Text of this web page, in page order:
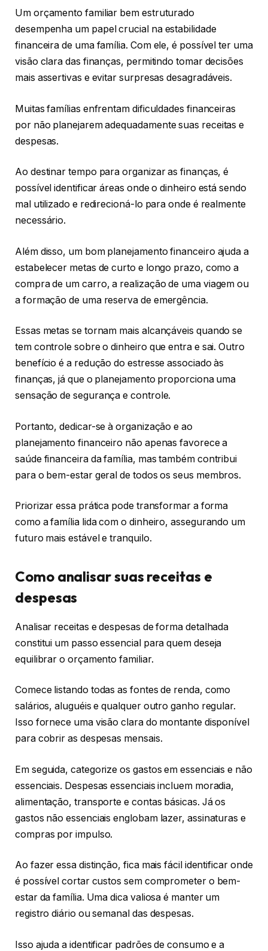
Um orçamento familiar bem estruturado
desempenha um papel crucial na estabilidade
financeira de uma família. Com ele, é possível ter uma
visão clara das finanças, permitindo tomar decisões
mais assertivas e evitar surpresas desagradáveis.
Muitas famílias enfrentam dificuldades financeiras
por não planejarem adequadamente suas receitas e
despesas.
Ao destinar tempo para organizar as finanças, é
possível identificar áreas onde o dinheiro está sendo
mal utilizado e redirecioná-lo para onde é realmente
necessário.
Além disso, um bom planejamento financeiro ajuda a
estabelecer metas de curto e longo prazo, como a
compra de um carro, a realização de uma viagem ou
a formação de uma reserva de emergência.
Essas metas se tornam mais alcançáveis quando se
tem controle sobre o dinheiro que entra e sai. Outro
benefício é a redução do estresse associado às
finanças, já que o planejamento proporciona uma
sensação de segurança e controle.
Portanto, dedicar-se à organização e ao
planejamento financeiro não apenas favorece a
saúde financeira da família, mas também contribui
para o bem-estar geral de todos os seus membros.
Priorizar essa prática pode transformar a forma
como a família lida com o dinheiro, assegurando um
futuro mais estável e tranquilo.
Como analisar suas receitas e
despesas
Analisar receitas e despesas de forma detalhada
constitui um passo essencial para quem deseja
equilibrar o orçamento familiar.
Comece listando todas as fontes de renda, como
salários, aluguéis e qualquer outro ganho regular.
Isso fornece uma visão clara do montante disponível
para cobrir as despesas mensais.
Em seguida, categorize os gastos em essenciais e não
essenciais. Despesas essenciais incluem moradia,
alimentação, transporte e contas básicas. Já os
gastos não essenciais englobam lazer, assinaturas e
compras por impulso.
Ao fazer essa distinção, fica mais fácil identificar onde
é possível cortar custos sem comprometer o bem-
estar da família. Uma dica valiosa é manter um
registro diário ou semanal das despesas.
Isso ajuda a identificar padrões de consumo e a